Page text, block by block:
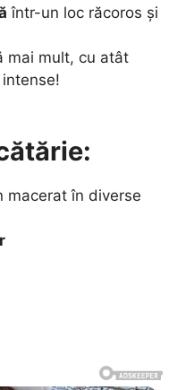
într-un loc răcoros și
mai mult, cu atât
macerat în diverse